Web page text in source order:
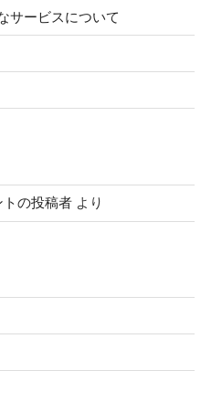
ービスについて
の投稿者 より